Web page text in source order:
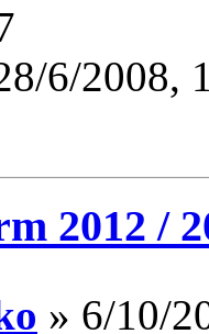
6/2008,
2012 /
» 6/10/